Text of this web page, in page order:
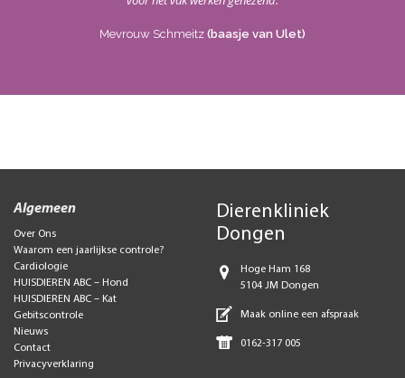
Mevrouw Schmeitz (baasje van Ulet)
Algemeen
Over Ons
Waarom een jaarlijkse controle?
Cardiologie
HUISDIEREN ABC – Hond
HUISDIEREN ABC – Kat
Gebitscontrole
Nieuws
Contact
Privacyverklaring
Dierenkliniek
Dongen
Hoge Ham 168
5104 JM Dongen
Maak online een afspraak
0162-317 005